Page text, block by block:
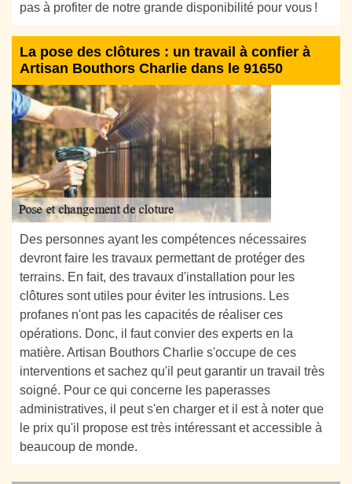
pas à profiter de notre grande disponibilité pour vous !
La pose des clôtures : un travail à confier à
Artisan Bouthors Charlie dans le 91650
Des personnes ayant les compétences nécessaires
devront faire les travaux permettant de protéger des
terrains. En fait, des travaux d'installation pour les
clôtures sont utiles pour éviter les intrusions. Les
profanes n'ont pas les capacités de réaliser ces
opérations. Donc, il faut convier des experts en la
matière. Artisan Bouthors Charlie s'occupe de ces
interventions et sachez qu'il peut garantir un travail très
soigné. Pour ce qui concerne les paperasses
administratives, il peut s'en charger et il est à noter que
le prix qu'il propose est très intéressant et accessible à
beaucoup de monde.